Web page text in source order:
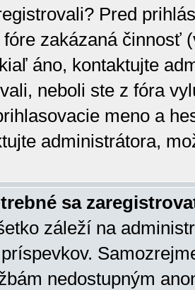
Pred
fóre zakázaná činnosť
áno, kontaktujte
neboli ste z fóra
meno a
administrátora,
sa
záleží na
nedostupným